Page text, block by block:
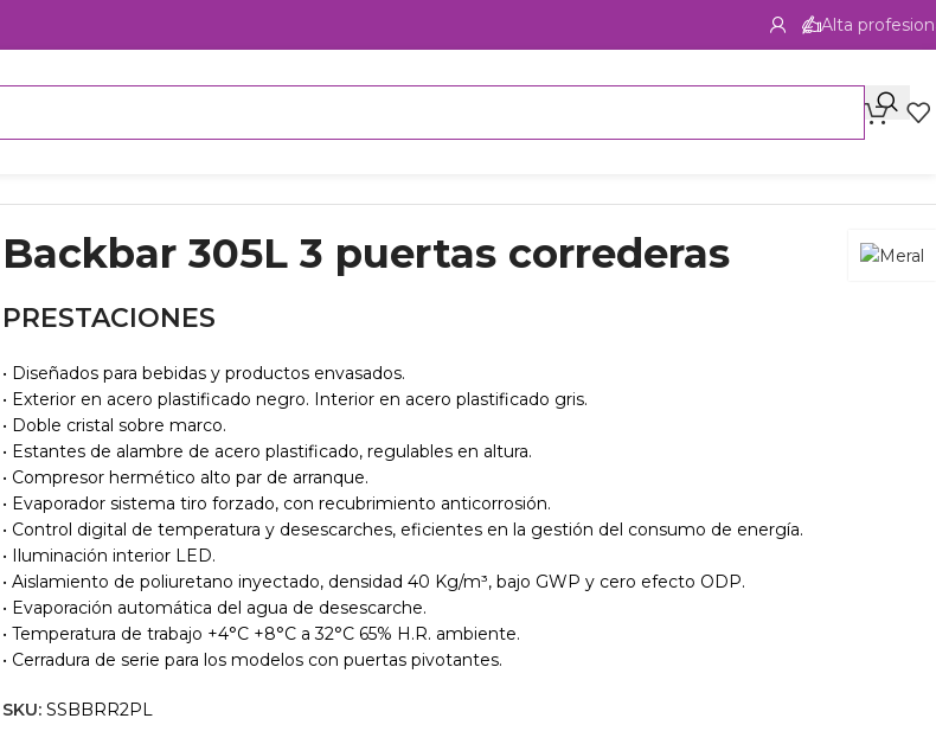
Alta
Backbar 305L 3 puertas correderas
PRESTACIONES
• Diseñados para bebidas y productos envasados.
• Exterior en acero plastificado negro. Interior en acero plastificado gris.
• Doble cristal sobre marco.
• Estantes de alambre de acero plastificado, regulables en altura.
• Compresor hermético alto par de arranque.
• Evaporador sistema tiro forzado, con recubrimiento anticorrosión.
• Control digital de temperatura y desescarches, eficientes en la gestión del consumo de energía.
• Iluminación interior LED.
• Aislamiento de poliuretano inyectado, densidad 40 Kg/m³, bajo GWP y cero efecto ODP.
• Evaporación automática del agua de desescarche.
• Temperatura de trabajo +4°C +8°C a 32°C 65% H.R. ambiente.
• Cerradura de serie para los modelos con puertas pivotantes.
SKU: SSBBRR2PL